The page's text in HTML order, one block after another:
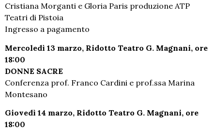
Cristiana Morganti e Gloria Paris produzione ATP
Teatri di Pistoia
Ingresso a pagamento
Mercoledì 13 marzo, Ridotto Teatro G. Magnani, ore
18:00
DONNE SACRE
Conferenza prof. Franco Cardini e prof.ssa Marina
Montesano
Giovedì 14 marzo, Ridotto Teatro G. Magnani, ore
18:00